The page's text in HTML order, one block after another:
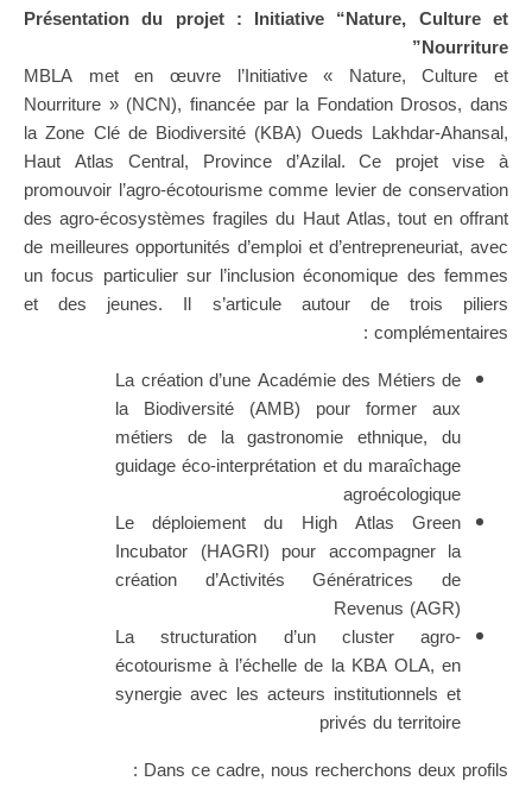
Présentation du projet : Initiative “Nature, Culture et
Nourriture”
MBLA met en œuvre l’Initiative « Nature, Culture et
Nourriture » (NCN), financée par la Fondation Drosos, dans
la Zone Clé de Biodiversité (KBA) Oueds Lakhdar-Ahansal,
Haut Atlas Central, Province d’Azilal. Ce projet vise à
promouvoir l’agro-écotourisme comme levier de conservation
des agro-écosystèmes fragiles du Haut Atlas, tout en offrant
de meilleures opportunités d’emploi et d’entrepreneuriat, avec
un focus particulier sur l’inclusion économique des femmes
et des jeunes. Il s’articule autour de trois piliers
complémentaires :
La création d’une Académie des Métiers de
la Biodiversité (AMB) pour former aux
métiers de la gastronomie ethnique, du
guidage éco-interprétation et du maraîchage
agroécologique
Le déploiement du High Atlas Green
Incubator (HAGRI) pour accompagner la
création d’Activités Génératrices de
Revenus (AGR)
La structuration d’un cluster agro-
écotourisme à l’échelle de la KBA OLA, en
synergie avec les acteurs institutionnels et
privés du territoire
Dans ce cadre, nous recherchons deux profils :